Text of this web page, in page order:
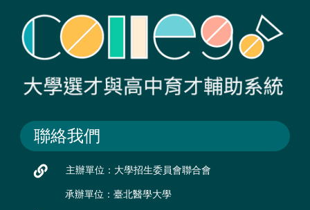
聯絡我們
主辦單位：大學招生委員會聯合會
承辦單位：臺北醫學大學